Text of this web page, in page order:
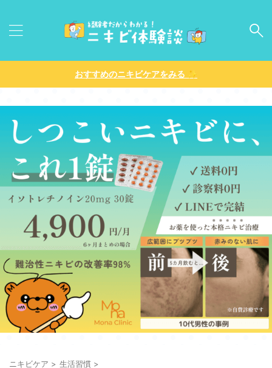
おすすめのニキビケアをみる ✨
ニキビケア > 生活習慣 >